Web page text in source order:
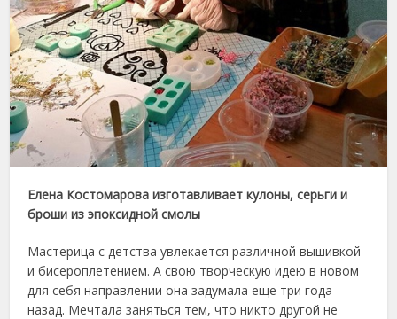
Елена Костомарова изготавливает кулоны, серьги и
броши из эпоксидной смолы
Мастерица с детства увлекается различной вышивкой
и бисероплетением. А свою творческую идею в новом
для себя направлении она задумала еще три года
назад. Мечтала заняться тем, что никто другой не